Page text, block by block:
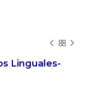
Linguales-